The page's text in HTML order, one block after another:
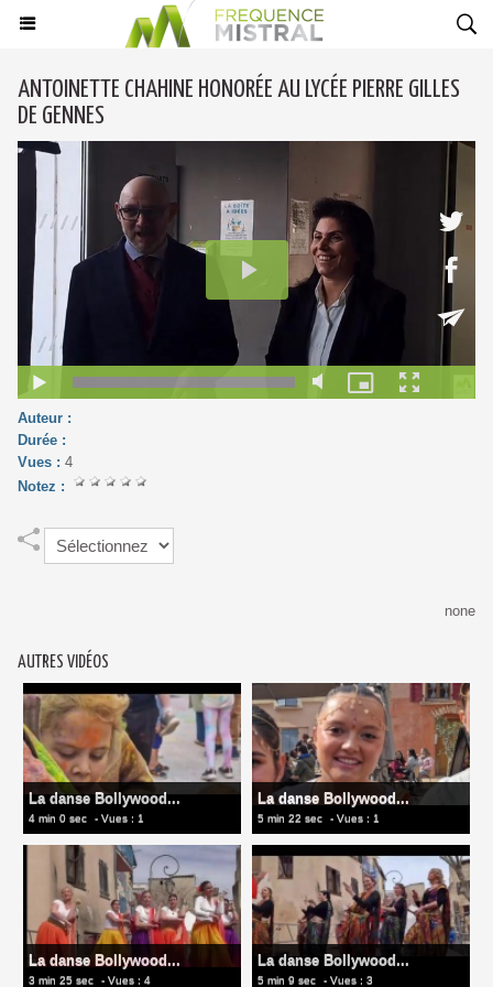
ANTOINETTE CHAHINE HONORÉE AU LYCÉE PIERRE GILLES
DE GENNES
Auteur :
Durée :
Vues : 4
Notez :
none
AUTRES VIDÉOS
La danse Bollywood...
4 min 0 sec - Vues : 1
La danse Bollywood...
5 min 22 sec - Vues : 1
La danse Bollywood...
3 min 25 sec - Vues : 4
La danse Bollywood...
5 min 9 sec - Vues : 3